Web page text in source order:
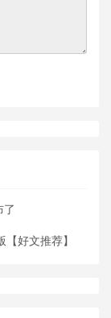
了
好文推荐】